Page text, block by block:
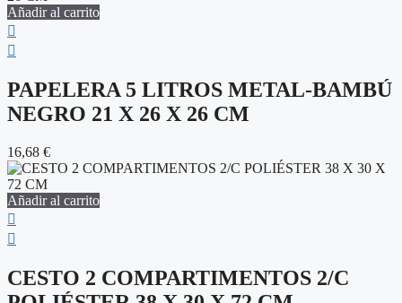
Añadir al carrito
PAPELERA 5 LITROS METAL-BAMBÚ
NEGRO 21 X 26 X 26 CM
16,68 €
Añadir al carrito
CESTO 2 COMPARTIMENTOS 2/C